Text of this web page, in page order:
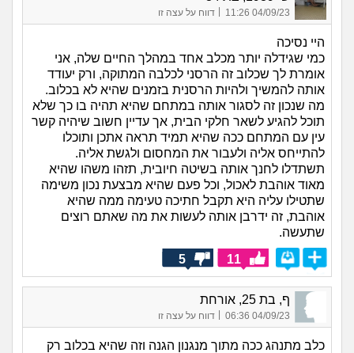
04/09/23 11:26 דווח על עצה זו
היי נסיכה
כמי שגידלה יותר מכלב אחד במהלך החיים שלה, אני
אומרת לך שכלוב זה הרסני לכלבה המתוקה, ורק יעודד
אותה להמשיך ולהיות הרסנית בזמנים שהיא לא בכלוב.
מה שנכון זה לסגור אותה במתחם שהיא תהיה בו כך שלא
תוכל להגיע לשאר חלקי הבית, אך עדיין חשוב שיהיה קשר
עין עם המתחם ככה שהיא תמיד תראה אתכן ותוכלו
להתייחס אליה ולעבור את המחסום ולגשת אליה.
תשתדלו לחנך אותה בשיטה חיובית, תזהו משהו שהיא
מאוד אוהבת לאכול, וכל פעם שהיא מבצעת נכון משימה
שתטילו עליה היא תקבל חתיכה טעימה ממה שהיא
אוהבת, זה ידרבן אותה לעשות את מה שאתם רוצים
שתעשה.
11
5
ף, בת 25, אורחת
04/09/23 06:36
| דווח על עצה זו
כלב מתנהג ככה מתוך מנגנון הגנה וזה שהיא בכלוב רק